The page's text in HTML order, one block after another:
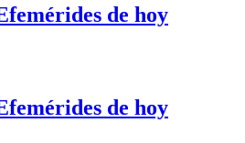
de hoy
de hoy